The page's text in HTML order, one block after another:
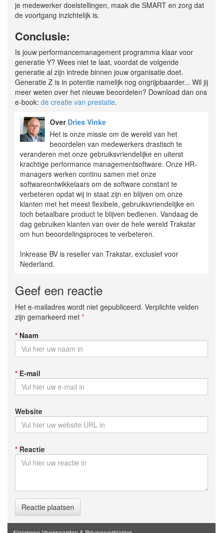
je medewerker doelstellingen, maak die SMART en zorg dat
de voortgang inzichtelijk is.
Conclusie:
Is jouw performancemanagement programma klaar voor
generatie Y? Wees niet te laat, voordat de volgende
generatie al zijn intrede binnen jouw organisatie doet.
Generatie Z is in potentie namelijk nog ongrijpbaarder... Wil jij
meer weten over het nieuwe beoordelen? Download dan ons
e-book: de creatie van prestatie.
Over Dries Vinke
Het is onze missie om de wereld van het
beoordelen van medewerkers drastisch te
veranderen met onze gebruiksvriendelijke en uiterst
krachtige performance managementsoftware. Onze HR-
managers werken continu samen met onze
softwareontwikkelaars om de software constant te
verbeteren opdat wij in staat zijn en blijven om onze
klanten met het meest flexibele, gebruiksvriendelijke en
toch betaalbare product te blijven bedienen. Vandaag de
dag gebruiken klanten van over de hele wereld Trakstar
om hun beoordelingsproces te verbeteren.
Inkrease BV is reseller van Trakstar, exclusief voor
Nederland.
Geef een reactie
Het e-mailadres wordt niet gepubliceerd. Verplichte velden
zijn gemarkeerd met *
* Naam
* E-mail
Website
* Reactie
Reactie plaatsen